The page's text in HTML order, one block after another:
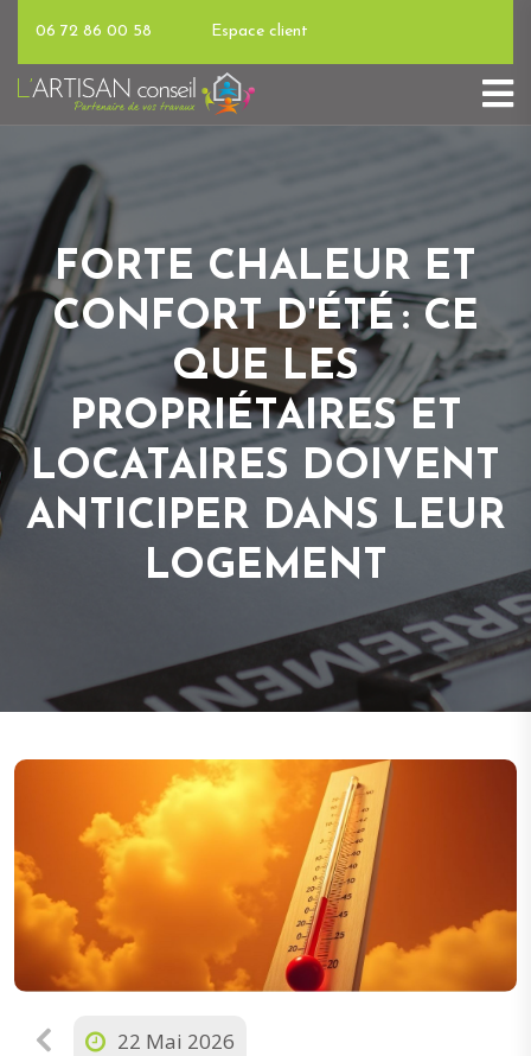
06 72 86 00 58 Espace client
FORTE CHALEUR ET
CONFORT D'ÉTÉ : CE
QUE LES
PROPRIÉTAIRES ET
LOCATAIRES DOIVENT
ANTICIPER DANS LEUR
LOGEMENT
22 Mai 2026